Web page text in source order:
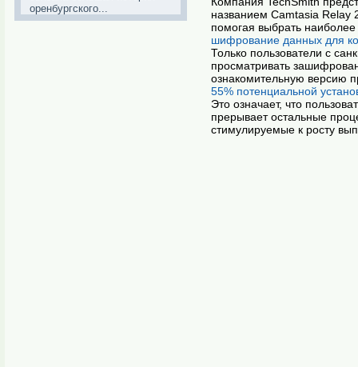
оренбургского...
названием Camtasia Relay
помогая выбрать
шифрование данных для
Только пользователи с
просматривать
ознакомительную версию
55% потенциальной
Это означает, что
прерывает остальные
стимулируемые к росту